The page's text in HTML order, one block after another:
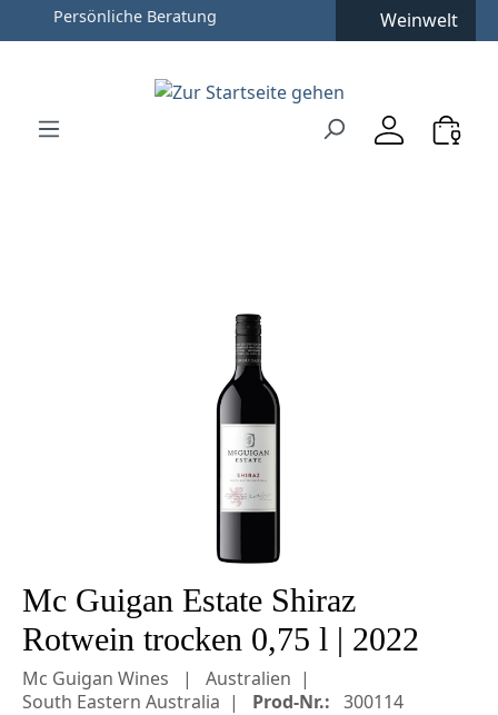
Zum Hauptinhalt springen
Zur Hauptnavigation springen
Weinwelt
Bildergalerie überspringen
Mc Guigan Estate Shiraz
Rotwein trocken 0,75 l | 2022
Mc Guigan Wines
Australien
South Eastern Australia
Prod-Nr.: 300114